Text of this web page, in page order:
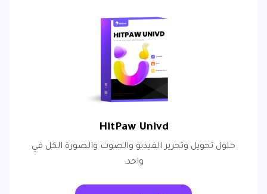
HitPaw Univd
حلول تحويل وتحرير الفيديو والصوت والصورة الكل في
واحد.